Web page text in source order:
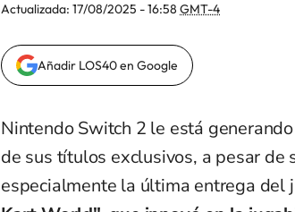
Actualizada: 17/08/2025 - 16:58 GMT-4
Añadir LOS40 en Google
Nintendo Switch 2 le está
de sus títulos exclusivos, a pesar de
especialmente la última entrega del